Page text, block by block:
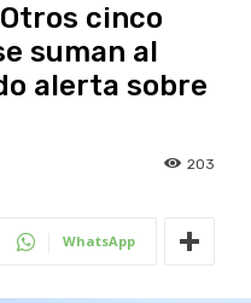
cinco
suman al
alerta sobre
203
WhatsApp